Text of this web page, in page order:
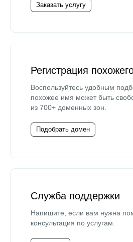
Заказать услугу
Регистрация
Воспользуйтесь удобным
похожее имя может быть
из 700+ доменных зон.
Подобрать домен
Служба поддержки
Напишите, если вам нужна
консультация по услугам.